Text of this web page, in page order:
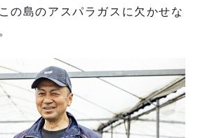
の島のアスパラガスに欠かせな